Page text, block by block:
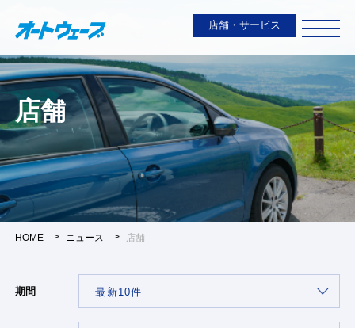
店舗・サービス
店舗
HOME ニュース 店舗
期間